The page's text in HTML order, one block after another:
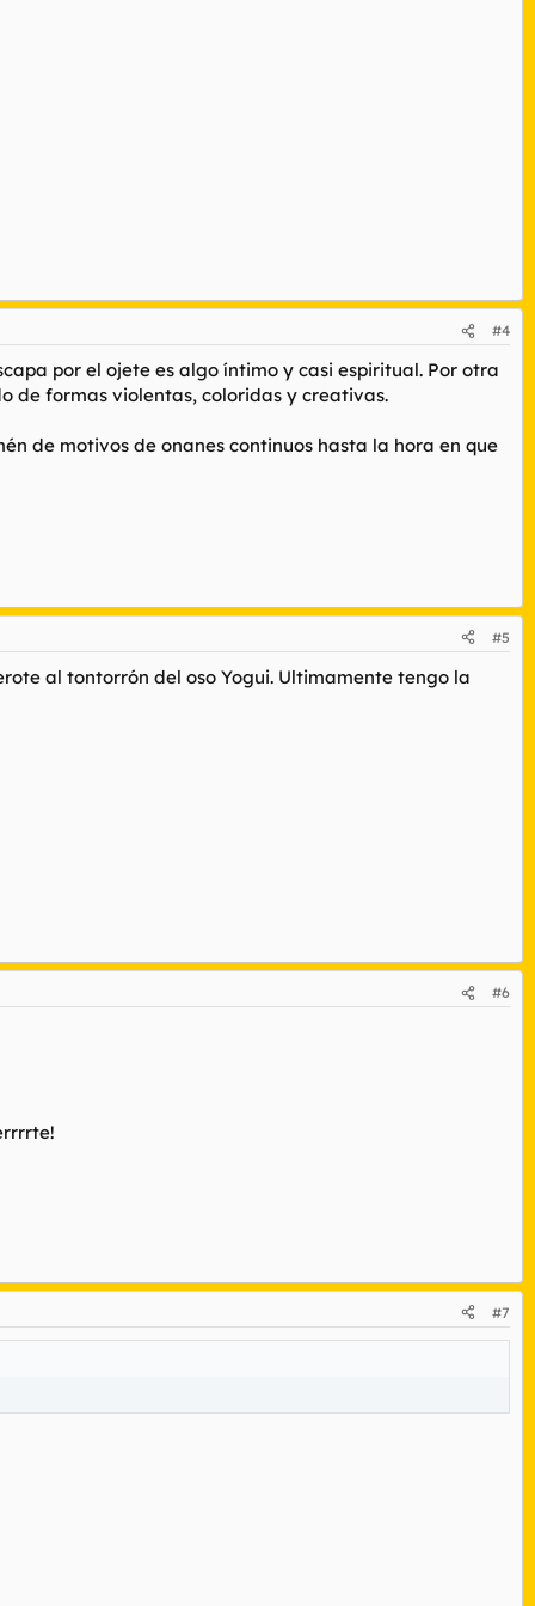
#4
por el ojete es algo íntimo y casi espiritual. Por otra
de formas violentas, coloridas y creativas.
de motivos de onanes continuos hasta la hora en que
#5
al tontorrón del oso Yogui. Ultimamente tengo la
#6
#7